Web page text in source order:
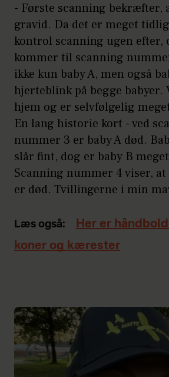
- Første scanning bekræfter,
gravid. Da det er meget
kontrol scanning ugen efter,
kommer til scanning
ikke kun baby A, men også
hjerteblink på begge babyer.
hjem og er selvfølgelig
En lang historie kort - ved
nummer 3 er baby A død.
slår fint, dog er baby B
Scanning nummer 4 viser, at
er død. Tvillingerne i min
Læs også:
Her er
koner og kærester